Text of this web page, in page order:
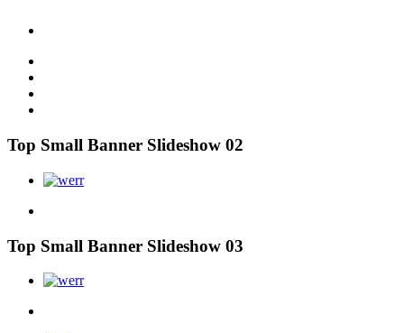
Top Small Banner Slideshow 02
Top Small Banner Slideshow 03